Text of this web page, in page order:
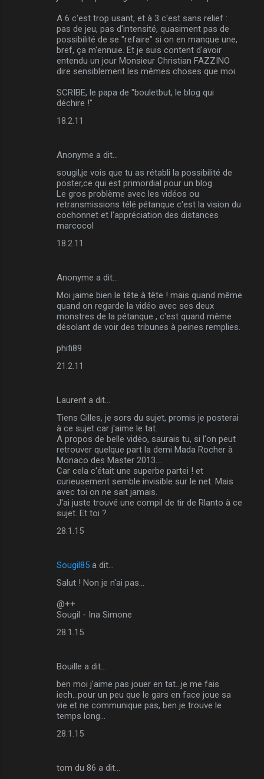
A 6 c'est trop usant, et à 3 c'est sans relief :
pas de jeu, pas d'intensité, quasiment pas de
possibilité de se "refaire" si on en manque une,
bref, ça m'ennuie. Et je suis content d'avoir
entendu un jour Monsieur Christian FAZZINO
dire sensiblement les mêmes choses que moi.
SCRIBE, le papa de "bouletbut, le blog qui
déchire !"
18.2.11
Anonyme a dit…
sougil,je vois que tu as rétabli la possibilité de
poster,ce qui est primordial pour un blog.
Le gros problème avec les vidéos ou
retransmissions télé pétanque c'est la vision du
cochonnet et l'appréciation des distances
marcocol
18.2.11
Anonyme a dit…
Moi jaime bien le tête à tête ! mais quand même
quand on regarde la vidéo avec ses deux
monstres de la pétanque , c'est quand même
désolant de voir des tribunes à peines remplies.
phifi89
21.2.11
Laurent a dit…
Tiens Gilles, je sors du sujet, promis je posterai
à ce sujet car j'aime le tat.
A propos de belle vidéo, saurais tu, si l'on peut
retrouver quelque part la demi Mada Rocher à
Monaco des Master 2013....
Car cela c'était une superbe partei ! et
curieusement semble invisible sur le net. Mais
avec toi on ne sait jamais.
J'ai juste trouvé une compil de tir de Rlanto à ce
sujet. Et toi ?
28.1.15
Sougil85 a dit…
Salut ! Non je n'ai pas...
@++
Sougil - Ina Simone
28.1.15
Bouille a dit…
ben moi j'aime pas jouer en tat...je me fais
iech...pour un peu que le gars en face joue sa
vie et ne communique pas, ben je trouve le
temps long...
28.1.15
tom du 86 a dit…